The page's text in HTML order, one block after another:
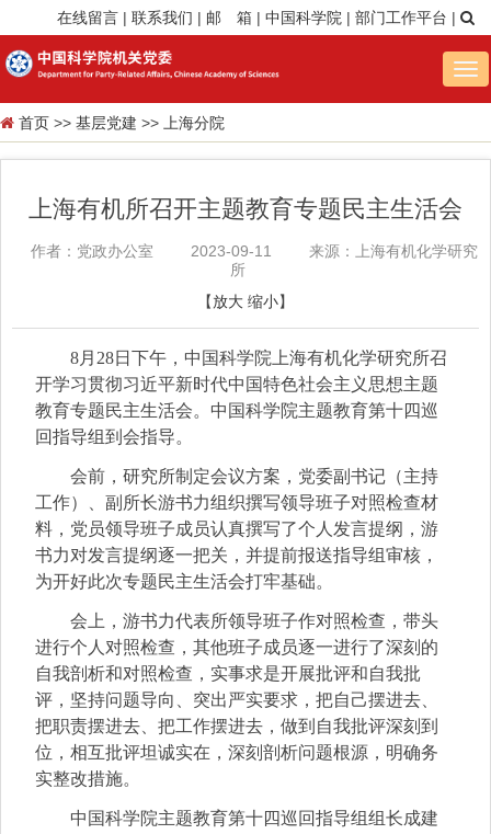
在线留言 | 联系我们 | 邮 箱 | 中国科学院 | 部门工作平台 |
首页 >> 基层党建 >> 上海分院
上海有机所召开主题教育专题民主生活会
作者：党政办公室 2023-09-11
来源：上海有机化学研究
所
【放大 缩小】
8月28日下午，中国科学院上海有机化学研究所召
开学习贯彻习近平新时代中国特色社会主义思想主题
教育专题民主生活会。中国科学院主题教育第十四巡
回指导组到会指导。
会前，研究所制定会议方案，党委副书记（主持
工作）、副所长游书力组织撰写领导班子对照检查材
料，党员领导班子成员认真撰写了个人发言提纲，游
书力对发言提纲逐一把关，并提前报送指导组审核，
为开好此次专题民主生活会打牢基础。
会上，游书力代表所领导班子作对照检查，带头
进行个人对照检查，其他班子成员逐一进行了深刻的
自我剖析和对照检查，实事求是开展批评和自我批
评，坚持问题导向、突出严实要求，把自己摆进去、
把职责摆进去、把工作摆进去，做到自我批评深刻到
位，相互批评坦诚实在，深刻剖析问题根源，明确务
实整改措施。
中国科学院主题教育第十四巡回指导组组长成建